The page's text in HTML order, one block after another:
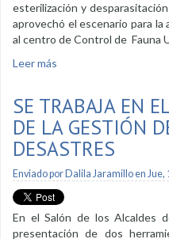
esterilización y
aprovechó el escenario para
al centro de Control de Fauna
Leer más
SE TRABAJA EN
DE LA GESTIÓN
DESASTRES
Enviado por Dalila Jaramilloen
En el Salón de los Alcaldes
presentación de dos